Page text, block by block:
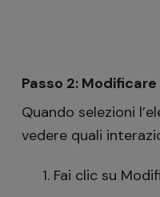
Passo 2:
Quando selezioni
vedere quali
Fai clic su